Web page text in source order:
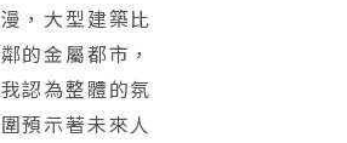
漫，大型建築比
鄰的金屬都市，
我認為整體的氛
圍預示著未來人